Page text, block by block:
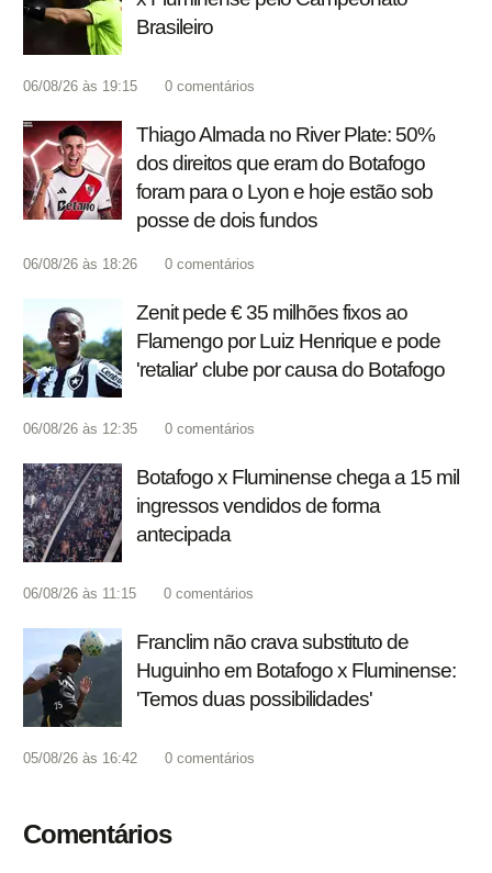
Brasileiro
06/08/26 às 19:15 0 comentários
Thiago Almada no River Plate: 50%
dos direitos que eram do Botafogo
foram para o Lyon e hoje estão sob
posse de dois fundos
06/08/26 às 18:26 0 comentários
Zenit pede € 35 milhões fixos ao
Flamengo por Luiz Henrique e pode
'retaliar' clube por causa do Botafogo
06/08/26 às 12:35 0 comentários
Botafogo x Fluminense chega a 15 mil
ingressos vendidos de forma
antecipada
06/08/26 às 11:15 0 comentários
Franclim não crava substituto de
Huguinho em Botafogo x Fluminense:
'Temos duas possibilidades'
05/08/26 às 16:42 0 comentários
Comentários